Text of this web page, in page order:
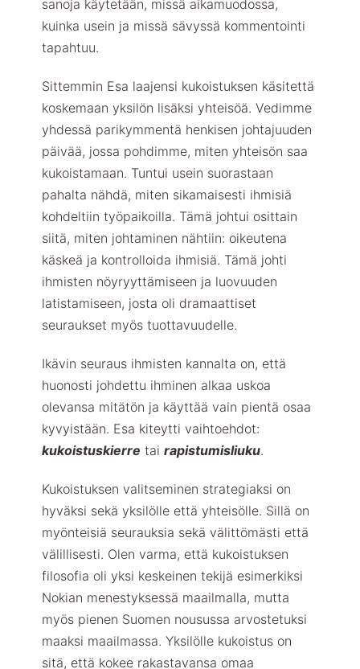
sanoja käytetään, missä aikamuodossa,
kuinka usein ja missä sävyssä kommentointi
tapahtuu.
Sittemmin Esa laajensi kukoistuksen käsitettä
koskemaan yksilön lisäksi yhteisöä. Vedimme
yhdessä parikymmentä henkisen johtajuuden
päivää, jossa pohdimme, miten yhteisön saa
kukoistamaan. Tuntui usein suorastaan
pahalta nähdä, miten sikamaisesti ihmisiä
kohdeltiin työpaikoilla. Tämä johtui osittain
siitä, miten johtaminen nähtiin: oikeutena
käskeä ja kontrolloida ihmisiä. Tämä johti
ihmisten nöyryyttämiseen ja luovuuden
latistamiseen, josta oli dramaattiset
seuraukset myös tuottavuudelle.
Ikävin seuraus ihmisten kannalta on, että
huonosti johdettu ihminen alkaa uskoa
olevansa mitätön ja käyttää vain pientä osaa
kyvyistään. Esa kiteytti vaihtoehdot:
kukoistuskierre tairapistumisliuku.
Kukoistuksen valitseminen strategiaksi on
hyväksi sekä yksilölle että yhteisölle. Sillä on
myönteisiä seurauksia sekä välittömästi että
välillisesti. Olen varma, että kukoistuksen
filosofia oli yksi keskeinen tekijä esimerkiksi
Nokian menestyksessä maailmalla, mutta
myös pienen Suomen nousussa arvostetuksi
maaksi maailmassa. Yksilölle kukoistus on
sitä, että kokee rakastavansa omaa